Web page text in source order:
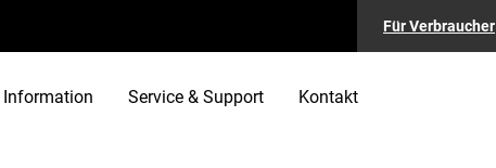
Für Verbraucher
Information Service & Support Kontakt